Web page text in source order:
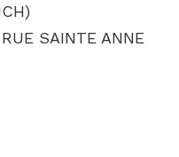
SAINTE ANNE